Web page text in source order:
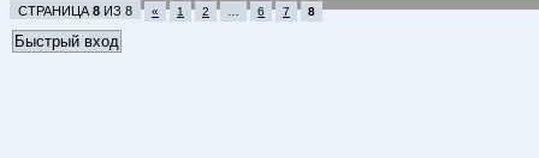
СТРАНИЦА 8 ИЗ 8 « 1 2 6 7 8